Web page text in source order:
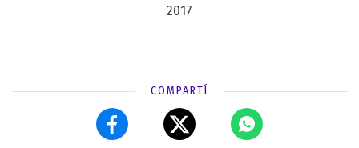
2017
COMPARTÍ